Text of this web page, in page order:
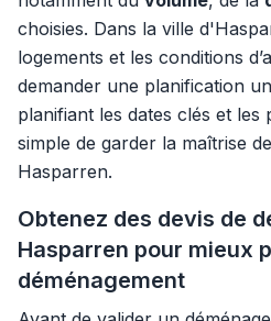
choisies. Dans la ville
logements et les conditions
demander une planification
planifiant les dates clés et les
simple de garder la maîtrise
Hasparren.
Obtenez des devis de
Hasparren pour mieux
déménagement